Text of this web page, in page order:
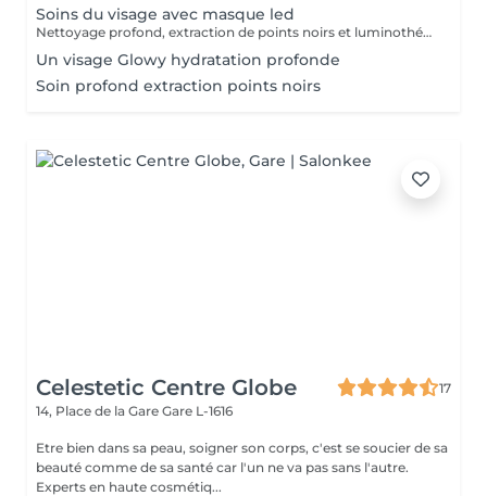
Soins du visage avec masque led
Nettoyage profond, extraction de points noirs et luminothérapie
Un visage Glowy hydratation profonde
Soin profond extraction points noirs
Celestetic Centre Globe
17
14, Place de la Gare Gare L-1616
Etre bien dans sa peau, soigner son corps, c'est se soucier de sa
beauté comme de sa santé car l'un ne va pas sans l'autre.
Experts en haute cosmétiq...